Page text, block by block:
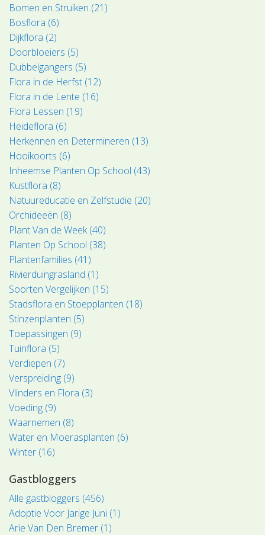
Bomen en Struiken (21)
Bosflora (6)
Dijkflora (2)
Doorbloeiers (5)
Dubbelgangers (5)
Flora in de Herfst (12)
Flora in de Lente (16)
Flora Lessen (19)
Heideflora (6)
Herkennen en Determineren (13)
Hooikoorts (6)
Inheemse Planten Op School (43)
Kustflora (8)
Natuureducatie en Zelfstudie (20)
Orchideeën (8)
Plant Van de Week (40)
Planten Op School (38)
Plantenfamilies (41)
Rivierduingrasland (1)
Soorten Vergelijken (15)
Stadsflora en Stoepplanten (18)
Stinzenplanten (5)
Toepassingen (9)
Tuinflora (5)
Verdiepen (7)
Verspreiding (9)
Vlinders en Flora (3)
Voeding (9)
Waarnemen (8)
Water en Moerasplanten (6)
Winter (16)
Gastbloggers
Alle gastbloggers (456)
Adoptie Voor Jarige Juni (1)
Arie Van Den Bremer (1)